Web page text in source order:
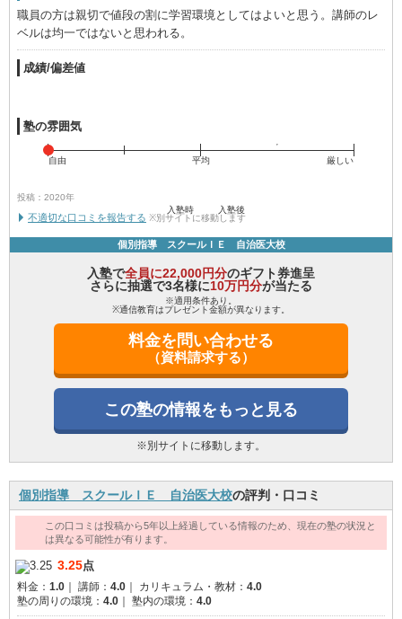
職員の方は親切で値段の割に学習環境としてはよいと思う。講師のレ
ベルは均一ではないと思われる。
成績/偏差値
入塾時 入塾後
塾の雰囲気
自由 平均 厳しい
投稿：2020年
不適切な口コミを報告する ※別サイトに移動します
個別指導 スクールＩＥ 自治医大校
入塾で全員に22,000円分のギフト券進呈
さらに抽選で3名様に10万円分が当たる
※適用条件あり。
※通信教育はプレゼント金額が異なります。
料金を問い合わせる
（資料請求する）
この塾の情報をもっと見る
※別サイトに移動します。
個別指導 スクールＩＥ 自治医大校の評判・口コミ
この口コミは投稿から5年以上経過している情報のため、現在の塾の状況と
は異なる可能性が有ります。
3.25点
料金： 1.0 講師： 4.0 カリキュラム・教材： 4.0
塾の周りの環境： 4.0 塾内の環境： 4.0